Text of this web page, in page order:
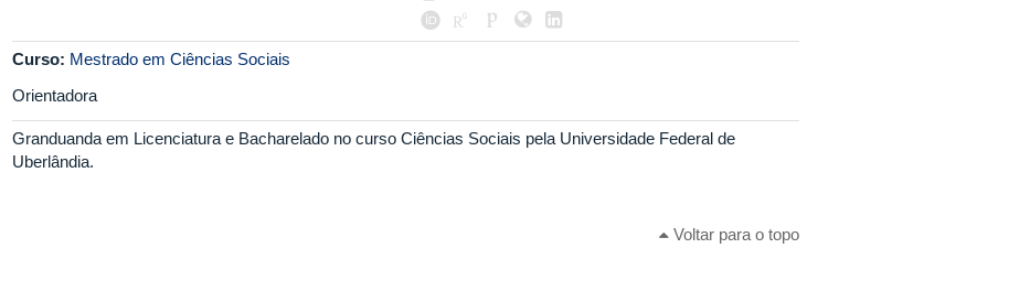
Curso: Mestrado em Ciências Sociais
Orientadora
Granduanda em Licenciatura e Bacharelado no curso Ciências Sociais pela Universidade Federal de
Uberlândia.
Voltar para o topo